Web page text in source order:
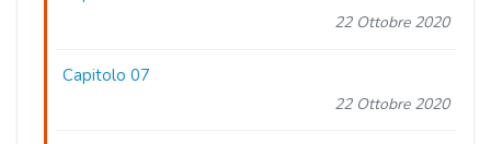
22 Ottobre 2020
Capitolo 07
22 Ottobre 2020